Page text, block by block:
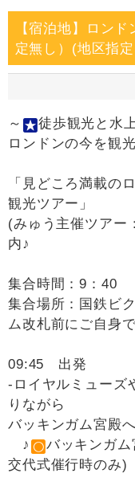
【宿泊地】ロン
定無し）(地区指
～
徒歩観光と水
ロンドンの今を観光
「見どころ満載の
観光ツアー」
(みゅう主催ツアー
内♪
集合時間：9：40
集合場所：国鉄ビ
ム改札前にご自身
09:45
-ロイヤルミューズ
りながら
バッキンガム宮殿
♪
バッキンガ
交代式催行時のみ)